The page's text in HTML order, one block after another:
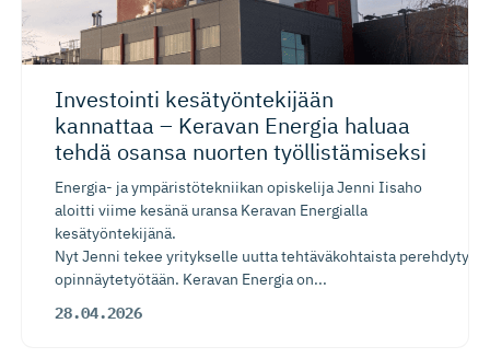
Investointi kesätyönte­kijään
kannattaa – Keravan Energia haluaa
tehdä osansa nuorten työllistä­miseksi
Energia- ja ympäristötekniikan opiskelija Jenni Iisaho
aloitti viime kesänä uransa Keravan Energialla
kesätyöntekijänä.
Nyt Jenni tekee yritykselle uutta tehtäväkohtaista
opinnäytetyötään. Keravan Energia on...
28.04.2026